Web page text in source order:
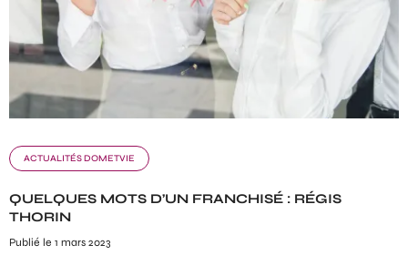
ACTUALITÉS DOMETVIE
QUELQUES MOTS D’UN FRANCHISÉ : RÉGIS
THORIN
Publié le 1 mars 2023